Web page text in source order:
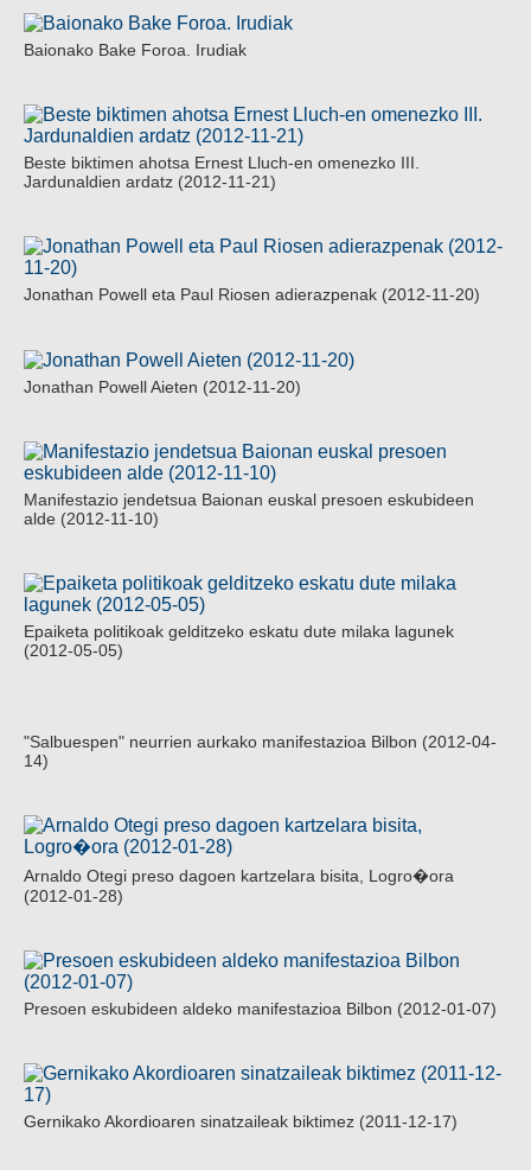
Baionako Bake Foroa. Irudiak
Beste biktimen ahotsa Ernest Lluch-en omenezko III.
Jardunaldien ardatz (2012-11-21)
Jonathan Powell eta Paul Riosen adierazpenak (2012-11-20)
Jonathan Powell Aieten (2012-11-20)
Manifestazio jendetsua Baionan euskal presoen eskubideen
alde (2012-11-10)
Epaiketa politikoak gelditzeko eskatu dute milaka lagunek
(2012-05-05)
"Salbuespen" neurrien aurkako manifestazioa Bilbon (2012-04-
14)
Arnaldo Otegi preso dagoen kartzelara bisita, Logro�ora
(2012-01-28)
Presoen eskubideen aldeko manifestazioa Bilbon (2012-01-07)
Gernikako Akordioaren sinatzaileak biktimez (2011-12-17)